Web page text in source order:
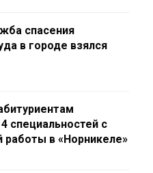
спасения
в городе взялся
специальностей с
работы в «Норникеле»